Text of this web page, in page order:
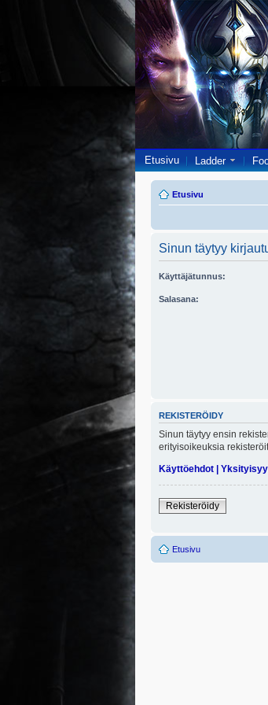
Etusivu Ladder
Etusivu
Sinun täytyy
Käyttäjätunnus:
Salasana:
REKISTERÖIDY
Sinun täytyy ensin
erityisoikeuksia
Käyttöehdot |
Rekisteröidy
Etusivu